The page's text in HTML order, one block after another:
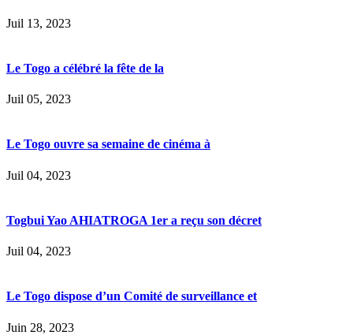
Juil 13, 2023
Le Togo a célébré la fête de la
Juil 05, 2023
Le Togo ouvre sa semaine de cinéma à
Juil 04, 2023
Togbui Yao AHIATROGA 1er a reçu son décret
Juil 04, 2023
Le Togo dispose d’un Comité de surveillance et
Juin 28, 2023